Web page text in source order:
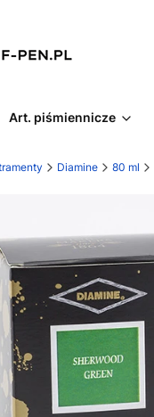
Art. piśmiennicze
Diamine 80 ml